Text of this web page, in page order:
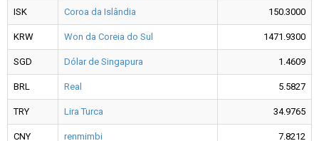
ISK Coroa da Islândia 150.3000
KRW Won da Coreia do Sul 1471.9300
SGD Dólar de Singapura 1.4609
BRL Real 5.5827
TRY Lira Turca 34.9765
CNY renmimbi 7.8212